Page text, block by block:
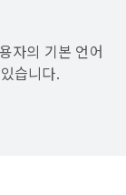
자의 기본 언어
습니다.